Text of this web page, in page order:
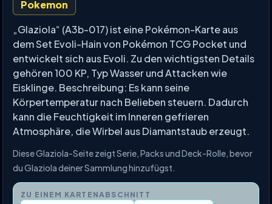
Pokemon
„Glaziola“ (A3b-017) ist eine Pokémon-Karte aus
dem Set Evoli-Hain von Pokémon TCG Pocket und
entwickelt sich aus Evoli. Zu den wichtigsten Details
gehören 100 KP, Typ Wasser und Attacken wie
Eisklinge. Beschreibung: Es kann seine
Körpertemperatur nach Belieben steuern. Dadurch
kann die Feuchtigkeit im Inneren gefrieren
Atmosphäre, die Wirbel aus Diamantstaub erzeugt.
Diese Glaziola-Seite zeigt Serie, Packs und Deck-Rolle, bevor
du Glaziola deiner Sammlung hinzufügst.
ZU EINEM KARTENABSCHNITT